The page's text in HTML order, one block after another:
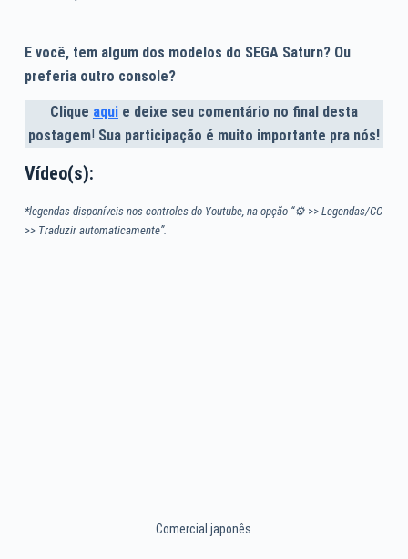
E você, tem algum dos modelos do SEGA Saturn? Ou
preferia outro console?
Clique aquie deixe seu comentário no final desta
postagem! Sua participação é muito importante pra nós!
Vídeo(s):
*legendas disponíveis nos controles do Youtube, na opção “⚙>> Legendas/CC
>> Traduzir automaticamente”.
Comercial japonês